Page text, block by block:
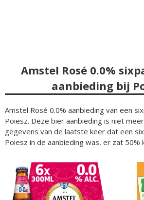
Amstel Rosé 0.0%
aanbieding bij
Amstel Rosé 0.0% aanbieding van een
Poiesz. Deze bier aanbieding is niet
gegevens van de laatste keer dat een
Poiesz in de aanbieding was, er zat 50%